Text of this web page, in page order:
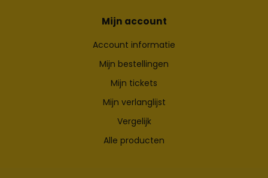
Mijn account
Account informatie
Mijn bestellingen
Mijn tickets
Mijn verlanglijst
Vergelijk
Alle producten